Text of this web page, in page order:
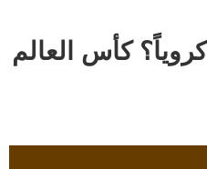
كأس العالم